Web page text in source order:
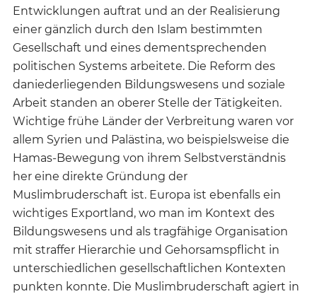
Entwicklungen auftrat und an der Realisierung
einer gänzlich durch den Islam bestimmten
Gesellschaft und eines dementsprechenden
politischen Systems arbeitete. Die Reform des
daniederliegenden Bildungswesens und soziale
Arbeit standen an oberer Stelle der Tätigkeiten.
Wichtige frühe Länder der Verbreitung waren vor
allem Syrien und Palästina, wo beispielsweise die
Hamas-Bewegung von ihrem Selbstverständnis
her eine direkte Gründung der
Muslimbruderschaft ist. Europa ist ebenfalls ein
wichtiges Exportland, wo man im Kontext des
Bildungswesens und als tragfähige Organisation
mit straffer Hierarchie und Gehorsamspflicht in
unterschiedlichen gesellschaftlichen Kontexten
punkten konnte. Die Muslimbruderschaft agiert in